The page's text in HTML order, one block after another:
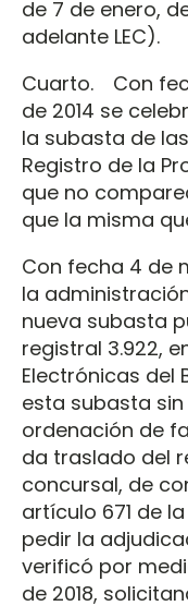
de 7 de enero,
adelante LEC).
Cuarto. Con
de 2014 se
la subasta de
Registro de la
que no
que la misma
Con fecha 4 de
la
nueva subasta
registral 3.922,
Electrónicas del
esta subasta
ordenación de
da traslado del
concursal, de
artículo 671 de
pedir la
verificó por
de 2018,